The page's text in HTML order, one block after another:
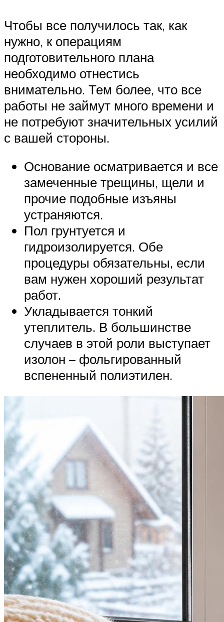
Чтобы все получилось так, как
нужно, к операциям
подготовительного плана
необходимо отнестись
внимательно. Тем более, что все
работы не займут много времени и
не потребуют значительных усилий
с вашей стороны.
Основание осматривается и все
замеченные трещины, щели и
прочие подобные изъяны
устраняются.
Пол грунтуется и
гидроизолируется. Обе
процедуры обязательны, если
вам нужен хороший результат
работ.
Укладывается тонкий
утеплитель. В большинстве
случаев в этой роли выступает
изолон – фольгированный
вспененный полиэтилен.